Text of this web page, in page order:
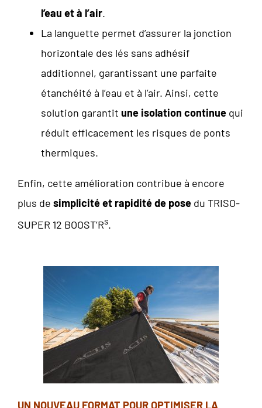
l’eau et à l’air.
La languette permet d’assurer la jonction
horizontale des lés sans adhésif
additionnel, garantissant une parfaite
étanchéité à l’eau et à l’air. Ainsi, cette
solution garantit une isolation continue qui
réduit efficacement les risques de ponts
thermiques.
Enfin, cette amélioration contribue à encore
plus de simplicité et rapidité de pose du TRISO-
SUPER 12 BOOST’Rs.
UN NOUVEAU FORMAT POUR OPTIMISER LA